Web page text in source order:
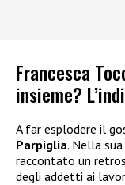
Francesca
insieme?
A far esplodere il
Parpiglia. Nella
raccontato un
degli addetti ai